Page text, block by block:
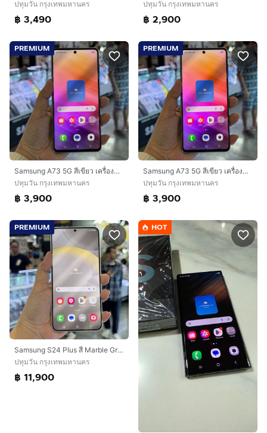
ปทุมวัน กรุงเทพมหานคร
฿ 3,490
ปทุมวัน กรุงเทพมหานคร
฿ 2,900
PREMIUM
Samsung A73 5G สีเขียว เครื่องศูนย์ สภาพสวย จอ6.7นิ้ว แรม8รอม128 Snap778G กล้อง108ล้าน(4ตัว)🔥🔥
ปทุมวัน กรุงเทพมหานคร
฿ 3,900
PREMIUM
Samsung A73 5G สีเขียว เครื่องศูนย์ สภาพสวย จอ6.7นิ้ว แรม8รอม128 Snap778G กล้อง108ล้าน(4ตัว)
ปทุมวัน กรุงเทพมหานคร
฿ 3,900
PREMIUM
Samsung S24 Plus สี Marble Gray เครื่องศูนย์ สภาพสวยมาก จอ6.7นิ้ว แรม12รอม256 กล้อง50ล้าน(3ตัว)🥰🥰
ปทุมวัน กรุงเทพมหานคร
฿ 11,900
HOT